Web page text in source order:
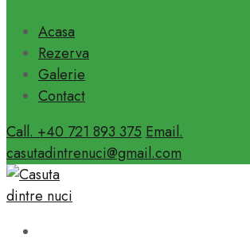
Acasa
Rezerva
Galerie
Contact
Call. +40 721 893 375 Email.
casutadintrenuci@gmail.com